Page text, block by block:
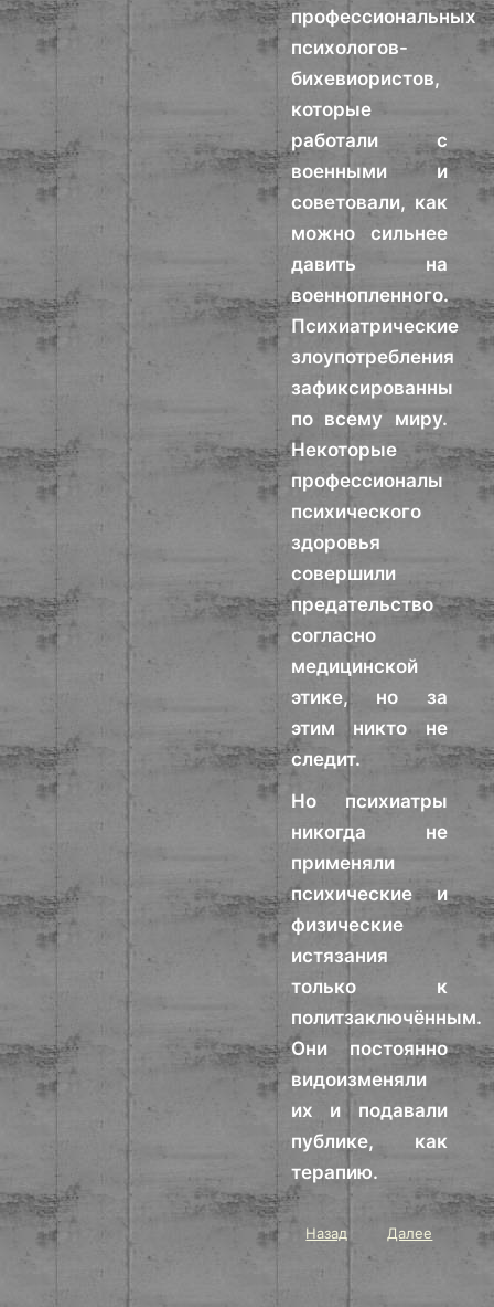
профессиональных
психологов-
бихевиористов,
которые
работали с
военными и
советовали, как
можно сильнее
давить на
военнопленного.
Психиатрические
злоупотребления
зафиксированны
по всему миру.
Некоторые
профессионалы
психического
здоровья
совершили
предательство
согласно
медицинской
этике, но за
этим никто не
следит.
Но психиатры
никогда не
применяли
психические и
физические
истязания
только к
политзаключённым.
Они постоянно
видоизменяли
их и подавали
публике, как
терапию.
Назад Далее